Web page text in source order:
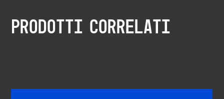
PRODOTTI CORRELATI